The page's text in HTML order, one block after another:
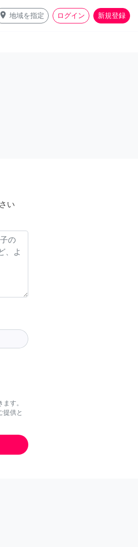
place 地域を指定 ログイン 新規登録
い
す。
提供と